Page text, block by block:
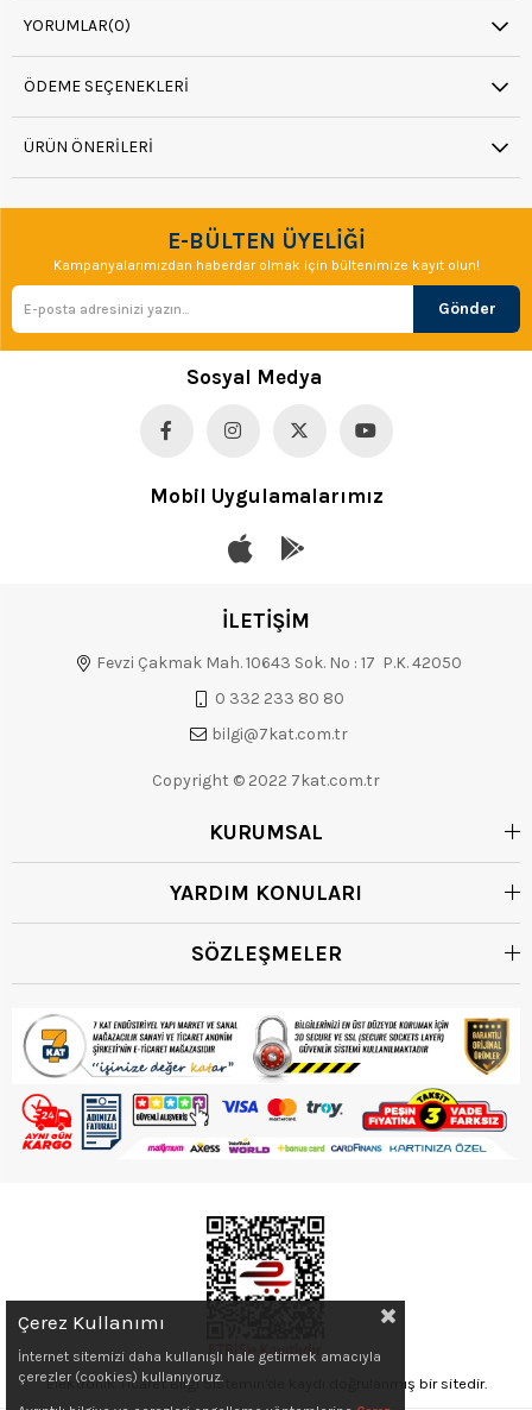
YORUMLAR(0)
ÖDEME SEÇENEKLERI
ÜRÜN ÖNERILERI
E-BÜLTEN ÜYELİĞİ
Kampanyalarımızdan haberdar olmak için bültenimize kayıt olun!
Gönder
Sosyal Medya
Mobil Uygulamalarımız
İLETİŞİM
Fevzi Çakmak Mah. 10643 Sok. No : 17 P.K. 42050
0 332 233 80 80
bilgi@7kat.com.tr
Copyright © 2022 7kat.com.tr
KURUMSAL
YARDIM KONULARI
SÖZLEŞMELER
Elektronik Ticaret Bilgi Sistemin'de kaydı doğrulanmış bir sitedir.
Çerez Kullanımı
İnternet sitemizi daha kullanışlı hale getirmek amacıyla
çerezler (cookies) kullanıyoruz.